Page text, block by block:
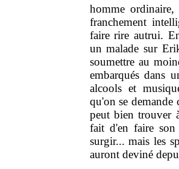
homme ordinaire,
franchement
faire rire autrui.
un malade sur
soumettre au
embarqués dans
alcools et
qu'on se demande
peut bien trouver
fait d'en faire son
surgir... mais les
auront deviné